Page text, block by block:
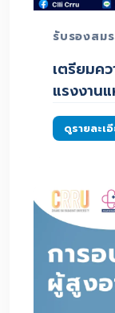
รับรองสม
เตรียมค
แรงงาน
ดูรายละเ